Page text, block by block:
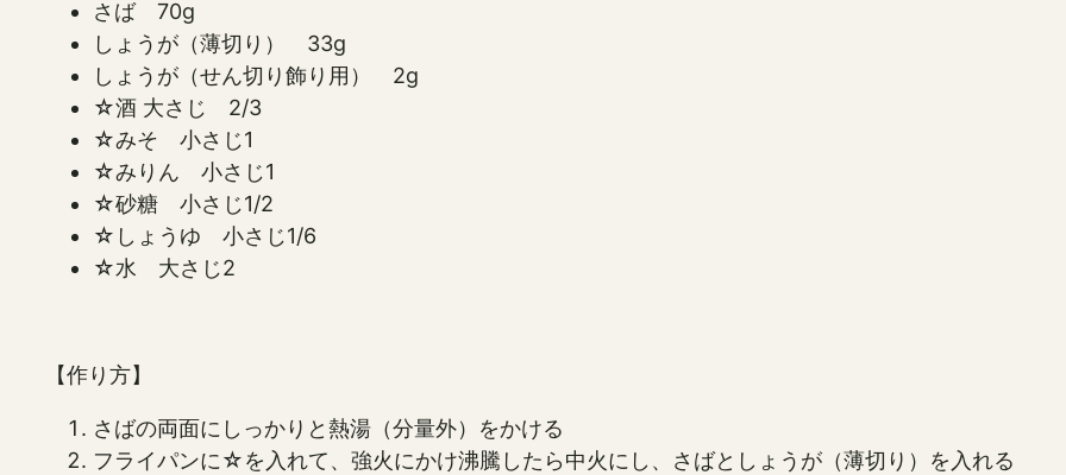
さば 70g
しょうが（薄切り） 33g
しょうが（せん切り飾り用） 2g
☆酒 大さじ 2/3
☆みそ 小さじ1
☆みりん 小さじ1
☆砂糖 小さじ1/2
☆しょうゆ 小さじ1/6
☆水 大さじ2
【作り方】
さばの両面にしっかりと熱湯（分量外）をかける
フライパンに☆を入れて、強火にかけ沸騰したら中火にし、さばとしょうが（薄切り）を入れる